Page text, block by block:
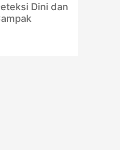
Dini dan